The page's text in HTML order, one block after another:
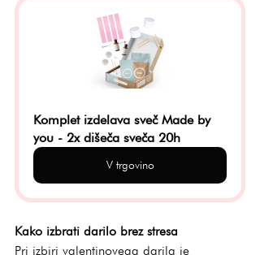
Komplet izdelava sveč Made by
you - 2x dišeča sveča 20h
V trgovino
Kako izbrati darilo brez stresa
Pri izbiri valentinovega darila je